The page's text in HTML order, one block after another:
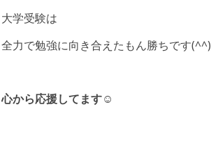
大学受験は
全力で勉強に向き合えたもん勝ちです(^^)
心から応援してます☺